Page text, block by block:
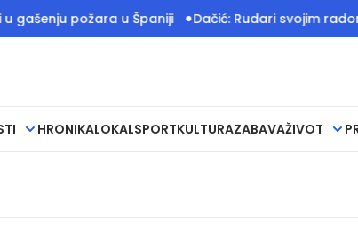
požara u Španiji Dačić: Rudari svojim radom
HRONIKALOKALSPORTKULTURAZABAVAŽIVOT